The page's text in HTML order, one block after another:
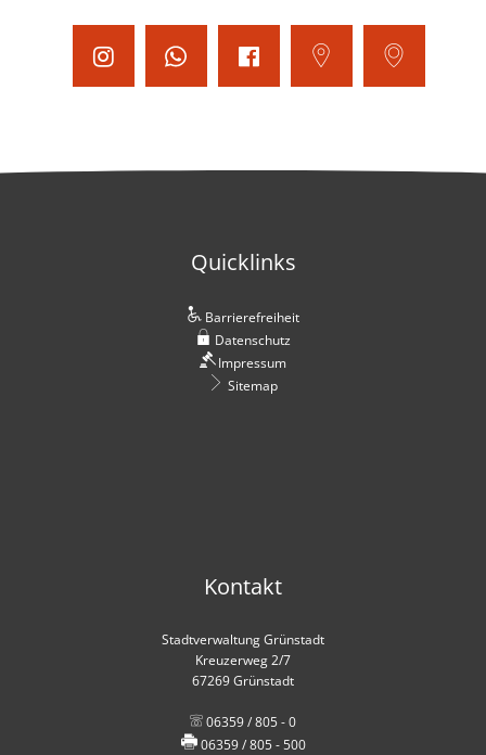
Quicklinks
Barrierefreiheit
Datenschutz
Impressum
Sitemap
Kontakt
Stadtverwaltung Grünstadt
Kreuzerweg 2/7
67269 Grünstadt
06359 / 805 - 0
06359 / 805 - 500